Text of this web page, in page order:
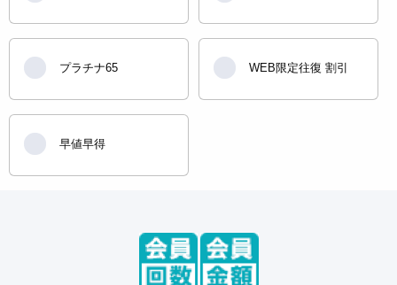
プラチナ65 WEB限定往復 割引
早値早得